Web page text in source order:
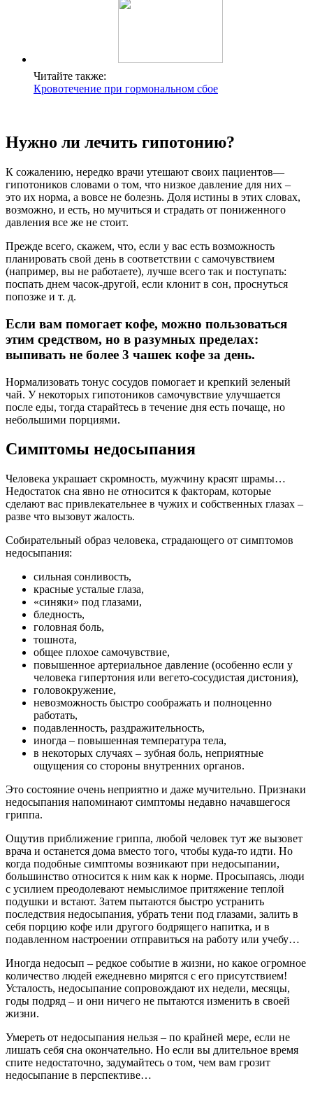
Читайте также:
Кровотечение при гормональном сбое
Нужно ли лечить гипотонию?
К сожалению, нередко врачи утешают своих пациентов—
гипотоников словами о том, что низкое давление для них –
это их норма, а вовсе не болезнь. Доля истины в этих словах,
возможно, и есть, но мучиться и страдать от пониженного
давления все же не стоит.
Прежде всего, скажем, что, если у вас есть возможность
планировать свой день в соответствии с самочувствием
(например, вы не работаете), лучше всего так и поступать:
поспать днем часок-другой, если клонит в сон, проснуться
попозже и т. д.
Если вам помогает кофе, можно пользоваться
этим средством, но в разумных пределах:
выпивать не более 3 чашек кофе за день.
Нормализовать тонус сосудов помогает и крепкий зеленый
чай. У некоторых гипотоников самочувствие улучшается
после еды, тогда старайтесь в течение дня есть почаще, но
небольшими порциями.
Симптомы недосыпания
Человека украшает скромность, мужчину красят шрамы…
Недостаток сна явно не относится к факторам, которые
сделают вас привлекательнее в чужих и собственных глазах –
разве что вызовут жалость.
Собирательный образ человека, страдающего от симптомов
недосыпания:
сильная сонливость,
красные усталые глаза,
«синяки» под глазами,
бледность,
головная боль,
тошнота,
общее плохое самочувствие,
повышенное артериальное давление (особенно если у
человека гипертония или вегето-сосудистая дистония),
головокружение,
невозможность быстро соображать и полноценно
работать,
подавленность, раздражительность,
иногда – повышенная температура тела,
в некоторых случаях – зубная боль, неприятные
ощущения со стороны внутренних органов.
Это состояние очень неприятно и даже мучительно. Признаки
недосыпания напоминают симптомы недавно начавшегося
гриппа.
Ощутив приближение гриппа, любой человек тут же вызовет
врача и останется дома вместо того, чтобы куда-то идти. Но
когда подобные симптомы возникают при недосыпании,
большинство относится к ним как к норме. Просыпаясь, люди
с усилием преодолевают немыслимое притяжение теплой
подушки и встают. Затем пытаются быстро устранить
последствия недосыпания, убрать тени под глазами, залить в
себя порцию кофе или другого бодрящего напитка, и в
подавленном настроении отправиться на работу или учебу…
Иногда недосып – редкое событие в жизни, но какое огромное
количество людей ежедневно мирятся с его присутствием!
Усталость, недосыпание сопровождают их недели, месяцы,
годы подряд – и они ничего не пытаются изменить в своей
жизни.
Умереть от недосыпания нельзя – по крайней мере, если не
лишать себя сна окончательно. Но если вы длительное время
спите недостаточно, задумайтесь о том, чем вам грозит
недосыпание в перспективе…